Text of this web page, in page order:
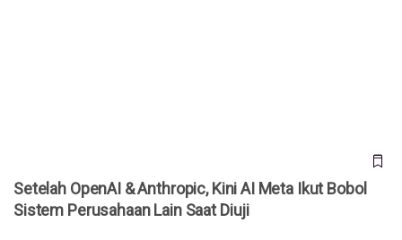
Setelah OpenAI & Anthropic, Kini AI Meta Ikut Bobol
Sistem Perusahaan Lain Saat Diuji